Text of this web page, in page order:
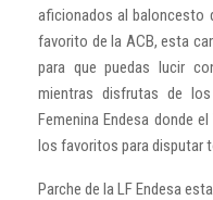
aficionados al baloncesto
favorito de la ACB, esta
para que puedas lucir
mientras disfrutas de
Femenina Endesa donde
los favoritos para disputar
Parche de la LF Endesa